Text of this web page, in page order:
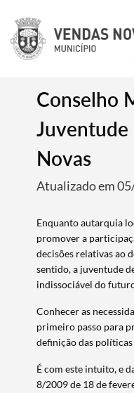
Conselho
Juventude
Novas
Atualizado em
Enquanto autarquia
promover a
decisões relativas ao
sentido, a juventude
indissociável do
Conhecer as
primeiro passo para
definição das
É com este intuito, e
8/2009 de 18 de